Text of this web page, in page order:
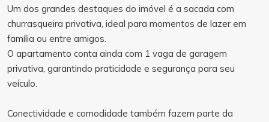
Um dos grandes destaques do imóvel é a sacada com
churrasqueira privativa, ideal para momentos de lazer em
família ou entre amigos.
O apartamento conta ainda com 1 vaga de garagem
privativa, garantindo praticidade e segurança para seu
veículo.
Conectividade e comodidade também fazem parte da